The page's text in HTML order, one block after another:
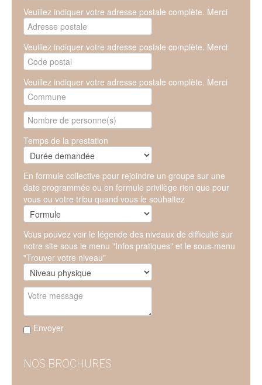
Veuillez indiquer votre adresse postale complète. Merci
Veuillez indiquer votre adresse postale complète. Merci
Veuillez indiquer votre adresse postale complète. Merci
Temps de la prestation
En formule collective pour rejoindre un groupe sur une
date programmée ou en formule privilège rien que pour
vous ou votre tribu quand vous le souhaitez
Vous pouvez voir le légende des niveaux de difficulté sur
notre site sous le menu "Infos pratiques" et le sous-menu
"Trouver votre niveau"
Envoyer
NOS BROCHURES